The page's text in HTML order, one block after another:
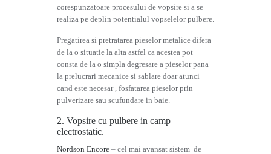
corespunzatoare procesului de vopsire si a se
realiza pe deplin potentialul vopselelor pulbere.
Pregatirea si pretratarea pieselor metalice difera
de la o situatie la alta astfel ca acestea pot
consta de la o simpla degresare a pieselor pana
la prelucrari mecanice si sablare doar atunci
cand este necesar , fosfatarea pieselor prin
pulverizare sau scufundare in baie.
2. Vopsire cu pulbere in camp
electrostatic.
Nordson Encore – cel mai avansat sistem de